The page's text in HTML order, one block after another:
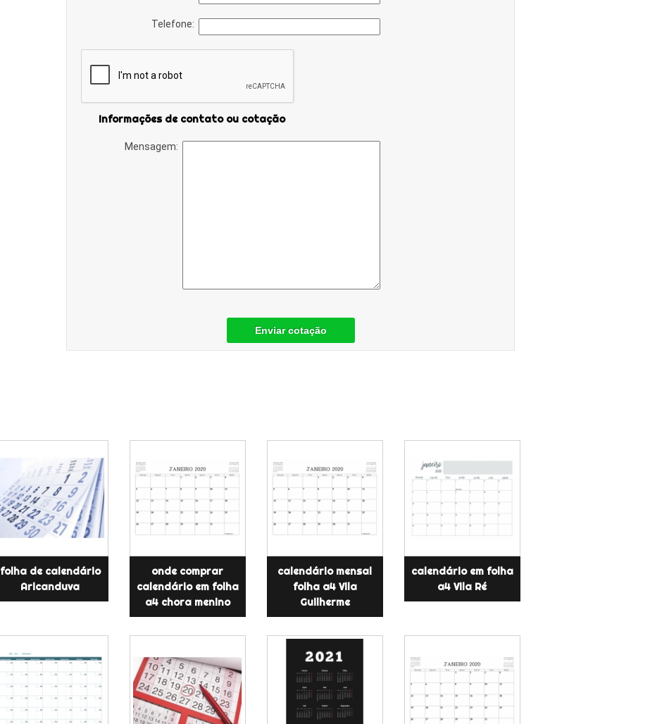
Telefone:
Informações de contato ou cotação
Mensagem:
Enviar cotação
folha de calendário
Aricanduva
onde comprar
calendário em folha
a4 chora menino
calendário mensal
folha a4 Vila
Guilherme
calendário em folha
a4 Vila Ré